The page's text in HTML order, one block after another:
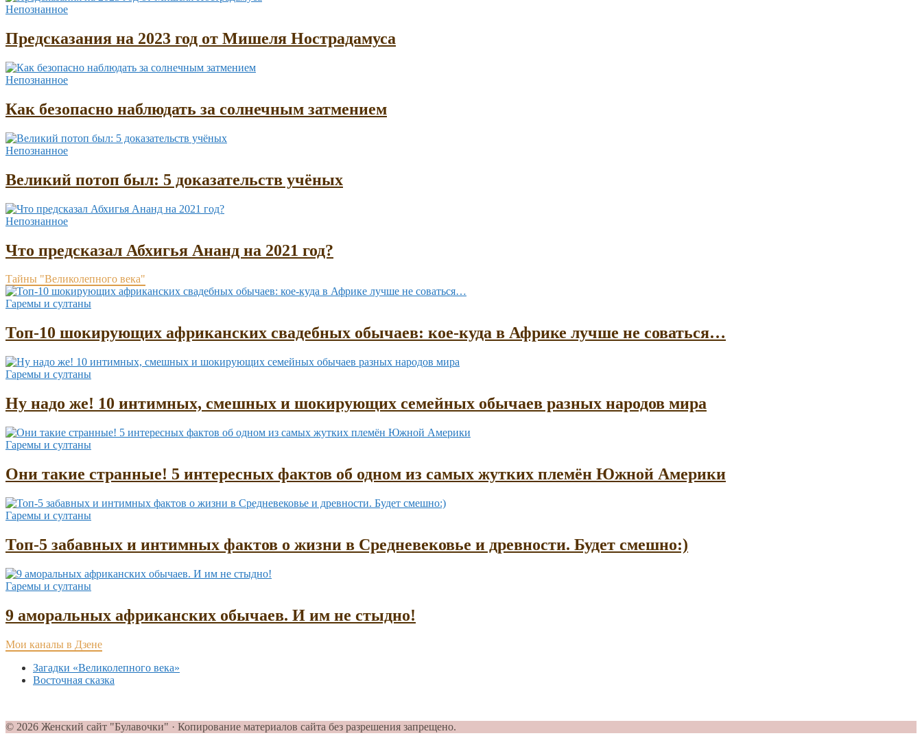
Непознанное
Предсказания на 2023 год от Мишеля Нострадамуса
Непознанное
Как безопасно наблюдать за солнечным затмением
Непознанное
Великий потоп был: 5 доказательств учёных
Непознанное
Что предсказал Абхигья Ананд на 2021 год?
Тайны "Великолепного века"
Гаремы и султаны
Топ-10 шокирующих африканских свадебных обычаев: кое-куда в Африке лучше не соваться…
Гаремы и султаны
Ну надо же! 10 интимных, смешных и шокирующих семейных обычаев разных народов мира
Гаремы и султаны
Они такие странные! 5 интересных фактов об одном из самых жутких племён Южной Америки
Гаремы и султаны
Топ-5 забавных и интимных фактов о жизни в Средневековье и древности. Будет смешно:)
Гаремы и султаны
9 аморальных африканских обычаев. И им не стыдно!
Мои каналы в Дзене
Загадки «Великолепного века»
Восточная сказка
© 2026 Женский сайт "Булавочки" · Копирование материалов сайта без разрешения запрещено.